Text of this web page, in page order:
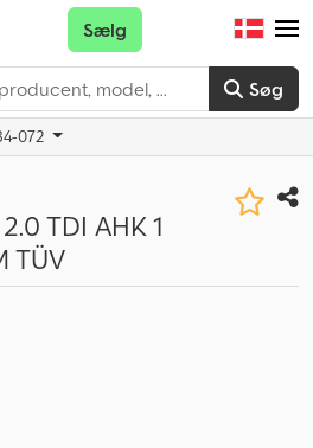
Søg
Sælg
072
TDI AHK 1
TÜV